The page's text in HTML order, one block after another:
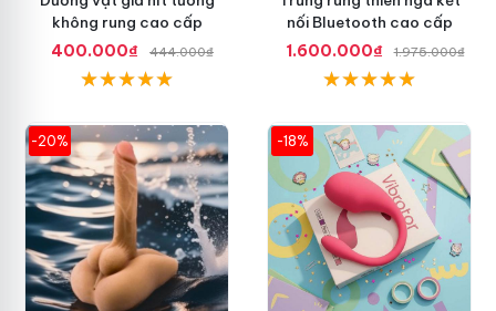
không rung cao cấp
400.000₫
444.000₫
nối Bluetooth cao cấp
1.600.000₫
1.975.000₫
-20% -18%